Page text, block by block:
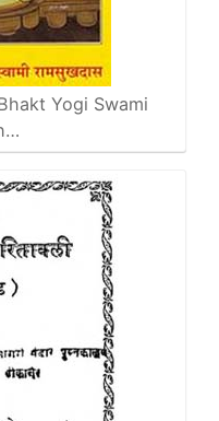
Bhakt Yogi Swami